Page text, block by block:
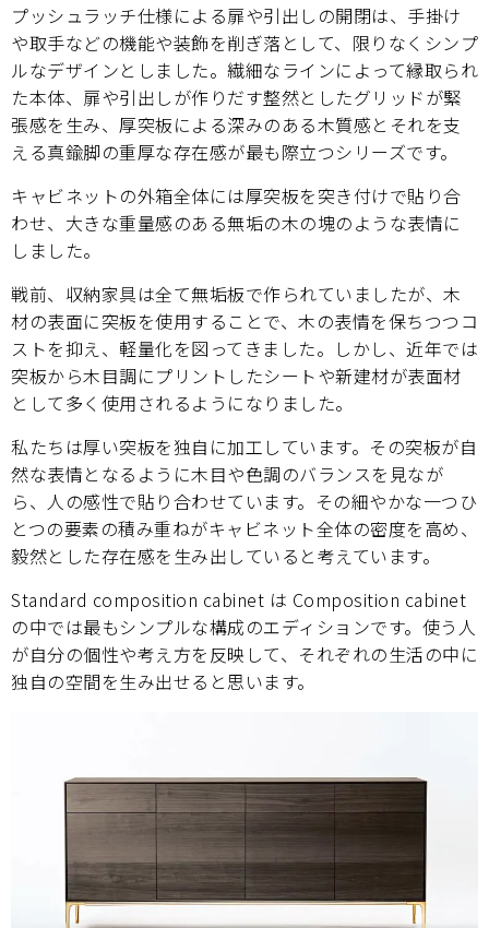
プッシュラッチ仕様による扉や引出しの開閉は、手掛け
や取手などの機能や装飾を削ぎ落として、限りなくシンプ
ルなデザインとしました。繊細なラインによって縁取られ
た本体、扉や引出しが作りだす整然としたグリッドが緊
張感を生み、厚突板による深みのある木質感とそれを支
える真鍮脚の重厚な存在感が最も際立つシリーズです。
キャビネットの外箱全体には厚突板を突き付けで貼り合
わせ、大きな重量感のある無垢の木の塊のような表情に
しました。
戦前、収納家具は全て無垢板で作られていましたが、木
材の表面に突板を使用することで、木の表情を保ちつつコ
ストを抑え、軽量化を図ってきました。しかし、近年では
突板から木目調にプリントしたシートや新建材が表面材
として多く使用されるようになりました。
私たちは厚い突板を独自に加工しています。その突板が自
然な表情となるように木目や色調のバランスを見なが
ら、人の感性で貼り合わせています。その細やかな一つひ
とつの要素の積み重ねがキャビネット全体の密度を高め、
毅然とした存在感を生み出していると考えています。
Standard composition cabinet は Composition cabinet
の中では最もシンプルな構成のエディションです。使う人
が自分の個性や考え方を反映して、それぞれの生活の中に
独自の空間を生み出せると思います。